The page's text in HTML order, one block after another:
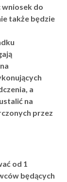
wniosek do
także będzie
a
na
przez
od 1
będących